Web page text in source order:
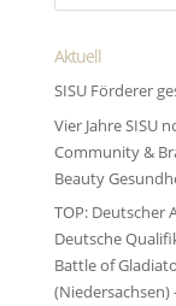
Aktuell
SISU Förderer
Vier Jahre SISU
Community &
Beauty
TOP: Deutscher
Deutsche
Battle of